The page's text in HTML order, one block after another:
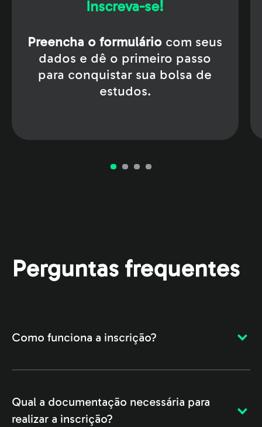
Inscreva-se!
Preencha o formulário com seus
dados e dê o primeiro passo
para conquistar sua bolsa de
estudos.
Perguntas frequentes
Como funciona a inscrição?
Qual a documentação necessária para
realizar a inscrição?